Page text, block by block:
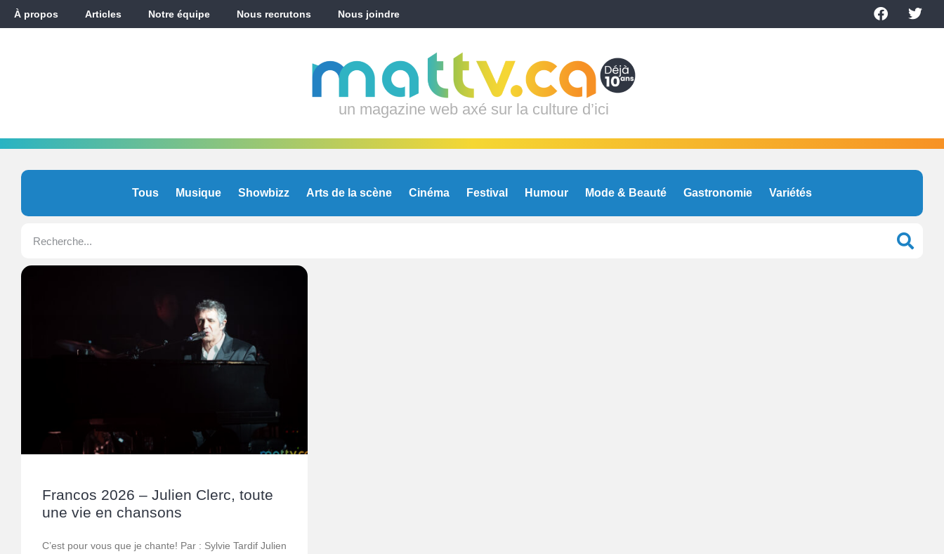
À propos Articles Notre équipe Nous recrutons Nous joindre
un magazine web axé sur la culture d’ici
Tous Musique Showbizz Arts de la scène Cinéma Festival Humour Mode & Beauté Gastronomie Variétés
Francos 2026 – Julien Clerc, toute
une vie en chansons
C’est pour vous que je chante! Par : Sylvie Tardif Julien